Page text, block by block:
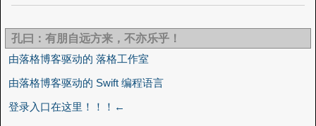
孔曰：有朋自远方来，不亦乐乎！
由落格博客驱动的 落格工作室
由落格博客驱动的 Swift 编程语言
登录入口在这里！！！←